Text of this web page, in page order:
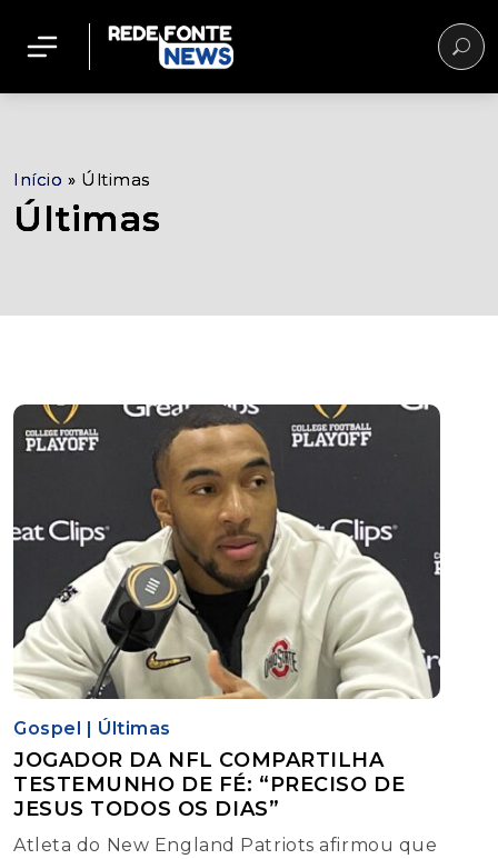
Início » Últimas
Últimas
Gospel | Últimas
JOGADOR DA NFL COMPARTILHA
TESTEMUNHO DE FÉ: “PRECISO DE
JESUS TODOS OS DIAS”
Atleta do New England Patriots afirmou que